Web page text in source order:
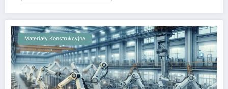
Materiały Konstrukcyjne